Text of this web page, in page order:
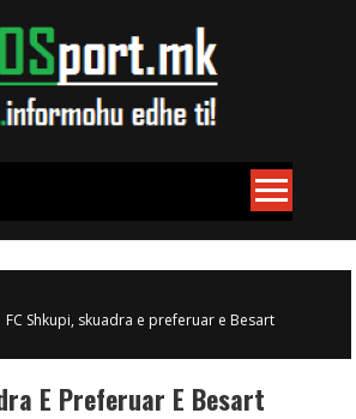
FC Shkupi, skuadra e preferuar e Besart
E Preferuar E Besart